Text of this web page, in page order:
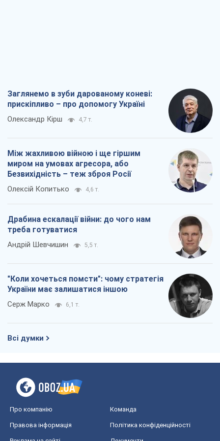
Заглянемо в зуби дарованому коневі:
прискіпливо – про допомогу Україні
Олександр Кірш 4,7 т.
Між жахливою війною і ще гіршим
миром на умовах агресора, або
Безвихідність – теж зброя Росії
Олексій Копитько 4,6 т.
Драбина ескалації війни: до чого нам
треба готуватися
Андрій Шевчишин 5,5 т.
"Коли хочеться помсти": чому стратегія
України має залишатися іншою
Серж Марко 6,1 т.
Всі думки
Про компанію Команда
Правова інформація Політика конфіденційності